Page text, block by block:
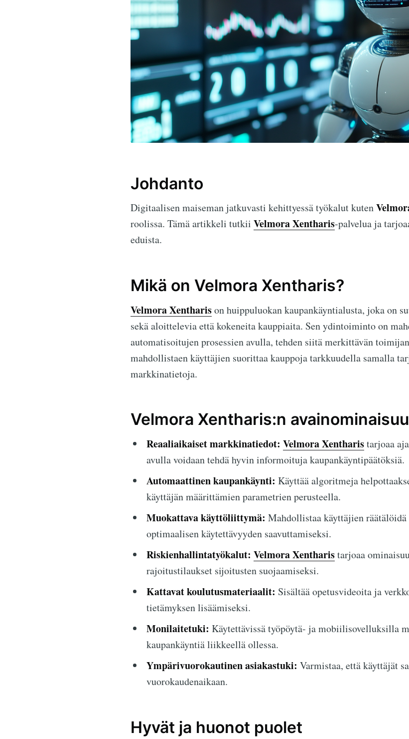
Johdanto
Digitaalisen maiseman jatkuvasti kehittyessä työkalut kuten
roolissa. Tämä artikkeli tutkii Velmora Xentharis-palvelua ja
eduista.
Mikä on Velmora Xentharis?
Velmora Xentharison huippuluokan kaupankäyntialusta, joka on
sekä aloittelevia että kokeneita kauppiaita. Sen ydintoiminto on
automatisoitujen prosessien avulla, tehden siitä merkittävän
mahdollistaen käyttäjien suorittaa kauppoja tarkkuudella samalla
markkinatietoja.
Velmora Xentharis:n
Reaaliaikaiset markkinatiedot: Velmora Xentharistarjoaa
avulla voidaan tehdä hyvin informoituja kaupankäyntipäätöksiä.
Automaattinen kaupankäynti: Käyttää algoritmeja
käyttäjän määrittämien parametrien perusteella.
Muokattava käyttöliittymä: Mahdollistaa käyttäjien
optimaalisen käytettävyyden saavuttamiseksi.
Riskienhallintatyökalut: Velmora Xentharistarjoaa
rajoitustilaukset sijoitusten suojaamiseksi.
Kattavat koulutusmateriaalit: Sisältää opetusvideoita ja
tietämyksen lisäämiseksi.
Monilaitetuki: Käytettävissä työpöytä- ja mobiilisovelluksilla
kaupankäyntiä liikkeellä ollessa.
Ympärivuorokautinen asiakastuki: Varmistaa, että käyttäjät
vuorokaudenaikaan.
Hyvät ja huonot puolet